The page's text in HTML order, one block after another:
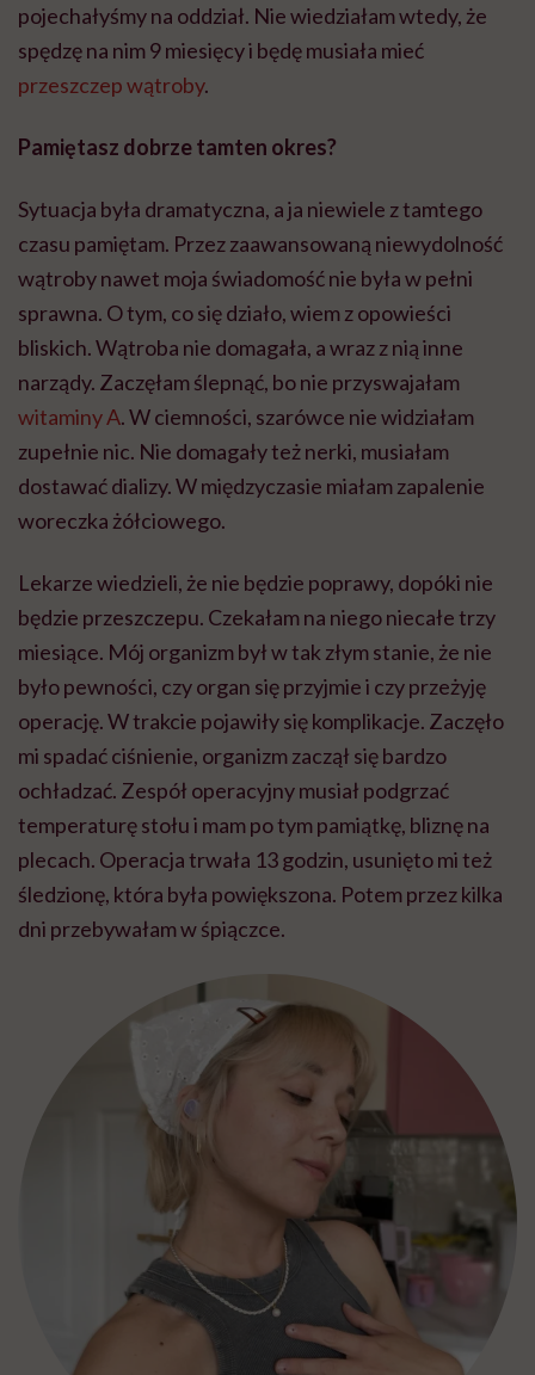
pojechałyśmy na oddział. Nie wiedziałam wtedy, że
spędzę na nim 9 miesięcy i będę musiała mieć
przeszczep wątroby.
Pamiętasz dobrze tamten okres?
Sytuacja była dramatyczna, a ja niewiele z tamtego
czasu pamiętam. Przez zaawansowaną niewydolność
wątroby nawet moja świadomość nie była w pełni
sprawna. O tym, co się działo, wiem z opowieści
bliskich. Wątroba nie domagała, a wraz z nią inne
narządy. Zaczęłam ślepnąć, bo nie przyswajałam
witaminy A. W ciemności, szarówce nie widziałam
zupełnie nic. Nie domagały też nerki, musiałam
dostawać dializy. W międzyczasie miałam zapalenie
woreczka żółciowego.
Lekarze wiedzieli, że nie będzie poprawy, dopóki nie
będzie przeszczepu. Czekałam na niego niecałe trzy
miesiące. Mój organizm był w tak złym stanie, że nie
było pewności, czy organ się przyjmie i czy przeżyję
operację. W trakcie pojawiły się komplikacje. Zaczęło
mi spadać ciśnienie, organizm zaczął się bardzo
ochładzać. Zespół operacyjny musiał podgrzać
temperaturę stołu i mam po tym pamiątkę, bliznę na
plecach. Operacja trwała 13 godzin, usunięto mi też
śledzionę, która była powiększona. Potem przez kilka
dni przebywałam w śpiączce.